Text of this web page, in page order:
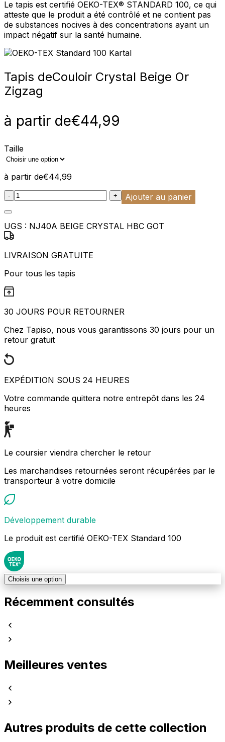
Le tapis est certifié OEKO-TEX® STANDARD 100, ce qui
atteste que le produit a été contrôlé et ne contient pas
de substances nocives à des concentrations ayant un
impact négatif sur la santé humaine.
Tapis deCouloir Crystal Beige Or
Zigzag
à partir de€44,99
Taille
à partir de€44,99
:product_name quantity
- + Ajouter au panier
UGS : NJ40A BEIGE CRYSTAL HBC GOT
LIVRAISON GRATUITE
Pour tous les tapis
30 JOURS POUR RETOURNER
Chez Tapiso, nous vous garantissons 30 jours pour un
retour gratuit
EXPÉDITION SOUS 24 HEURES
Votre commande quittera notre entrepôt dans les 24
heures
Le coursier viendra chercher le retour
Les marchandises retournées seront récupérées par le
transporteur à votre domicile
Développement durable
Le produit est certifié OEKO-TEX Standard 100
Choisis une option
Récemment consultés
Meilleures ventes
Autres produits de cette collection